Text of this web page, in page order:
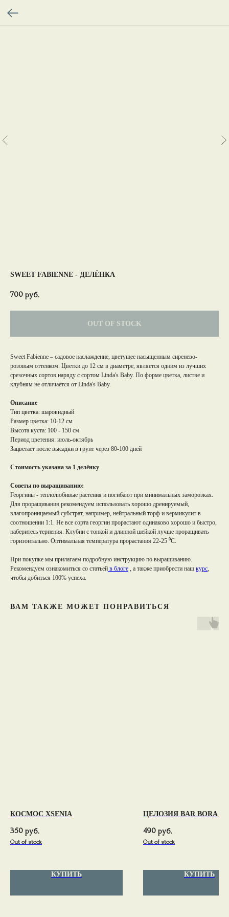
SWEET FABIENNE - ДЕЛЁНКА
700 руб.
OUT OF STOCK
Sweet Fabienne – садовое наслаждение, цветущее насыщенным сиренево-
розовым оттенком. Цветки до 12 см в диаметре, является одним из лучших
срезочных сортов наряду с сортом Linda's Baby. По форме цветка, листве и
клубням не отличается от Linda's Baby.
Описание
Тип цветка: шаровидный
Размер цветка: 10-12 cм
Высота куста: 100 - 150 см
Период цветения: июль-октябрь
Зацветает после высадки в грунт через 80-100 дней
Стоимость указана за 1 делёнку
Советы по выращиванию:
Георгины - теплолюбивые растения и погибают при минимальных заморозках.
Для проращивания рекомендуем использовать хорошо дренируемый,
влагопроницаемый субстрат, например, нейтральный торф и вермикулит в
соотношении 1:1. Не все сорта георгин прорастают одинаково хорошо и быстро,
наберитесь терпения. Клубни с тонкой и длинной шейкой лучше проращивать
горизонтально. Оптимальная температура прорастания 22-25 ⁰С.
При покупке мы прилагаем подробную инструкцию по выращиванию.
Рекомендуем ознакомиться со статьей в блоге , а также приобрести наш курс,
чтобы добиться 100% успеха.
ВАМ ТАКЖЕ МОЖЕТ ПОНРАВИТЬСЯ
КОСМОС XSENIA
350 руб.
Out of stock
КУПИТЬ
ЦЕЛОЗИЯ BAR BORA
490 руб.
Out of stock
КУПИТЬ